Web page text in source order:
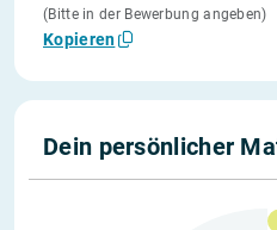
(Bitte in der Bewerbung angeben)
Kopieren
Dein persönlicher